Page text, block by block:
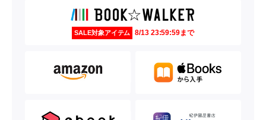
SALE対象アイテム 8/13 23:59:59まで